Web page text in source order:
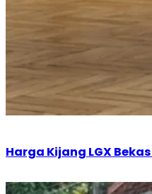
Harga Kijang LGX